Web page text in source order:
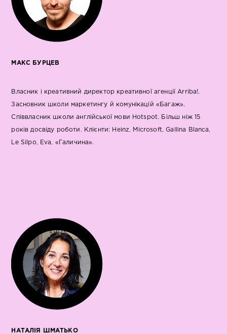
МАКС БУРЦЕВ
Власник і креативний директор креативної агенції Arriba!.
Засновник школи маркетингу й комунікацій «Багаж».
Співвласник школи англійської мови Hotspot. Більш ніж 15
років досвіду роботи. Клієнти: Heinz, Microsoft, Gallina Blanca,
Le Silpo, Eva, «Галичина».
НАТАЛІЯ ШМАТЬКО